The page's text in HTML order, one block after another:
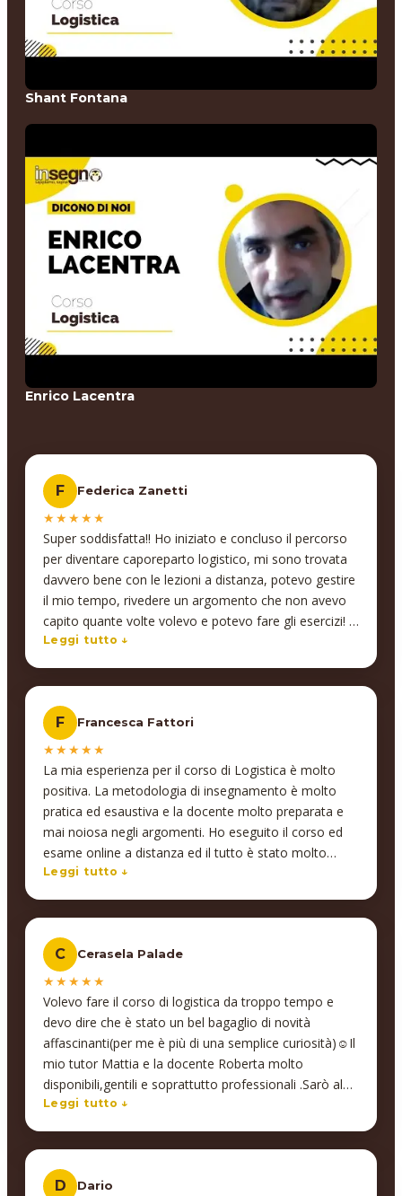
Shant Fontana
Enrico Lacentra
F Federica Zanetti
★★★★★
Super soddisfatta!! Ho iniziato e concluso il percorso
per diventare caporeparto logistico, mi sono trovata
davvero bene con le lezioni a distanza, potevo gestire
il mio tempo, rivedere un argomento che non avevo
capito quante volte volevo e potevo fare gli esercizi! E
se avevo bisogno potevo prenotare una lezione
Leggi tutto ↓
F Francesca Fattori
★★★★★
La mia esperienza per il corso di Logistica è molto
positiva. La metodologia di insegnamento è molto
pratica ed esaustiva e la docente molto preparata e
mai noiosa negli argomenti. Ho eseguito il corso ed
esame online a distanza ed il tutto è stato molto
comodo. Il referente del corso sempre gentile e
Leggi tutto ↓
C Cerasela Palade
★★★★★
Volevo fare il corso di logistica da troppo tempo e
devo dire che è stato un bel bagaglio di novità
affascinanti(per me è più di una semplice curiosità)☺️Il
mio tutor Mattia e la docente Roberta molto
disponibili,gentili e soprattutto professionali .Sarò al
più presto din nuovo allieva di Insegno😉
Leggi tutto ↓
D Dario